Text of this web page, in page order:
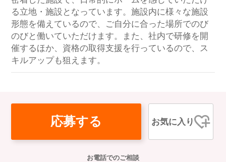
る立地・施設となっています。施設内に様々な施設
形態を備えているので、ご自分に合った場所でのび
のびと働いていただけます。また、社内で研修を開
催するほか、資格の取得支援を行っているので、ス
キルアップも狙えます。
応募する お気に入り
お電話でのご相談